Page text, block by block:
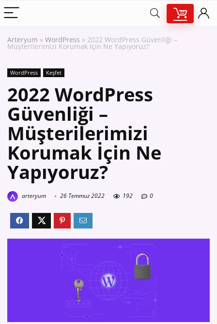
Arteryum » WordPress » 2022 WordPress Güvenliği –
Müşterilerimizi Korumak İçin Ne Yapıyoruz?
WordPress Keşfet
2022 WordPress
Güvenliği –
Müşterilerimizi
Korumak İçin Ne
Yapıyoruz?
arteryum 26 Temmuz 2022 192 0